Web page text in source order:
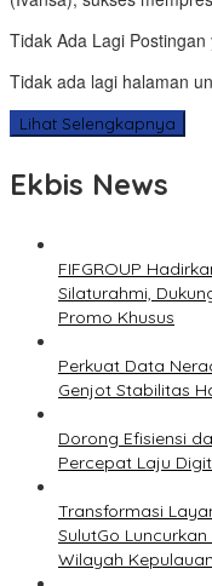
Tidak Ada Lagi Postingan
Tidak ada lagi halaman
Lihat Selengkapnya
Ekbis News
FIFGROUP
Silaturahmi,
Promo Khusus
Perkuat Data
Genjot Stabilitas
Dorong Efisiensi
Percepat Laju
Transformasi
SulutGo
Wilayah Kepulauan